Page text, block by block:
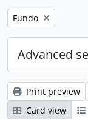
Remove filter:
Fundo
Advanced
Print preview
Card view